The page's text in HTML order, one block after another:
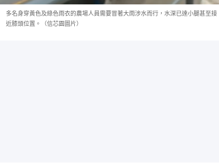
多名身穿黃色及綠色雨衣的農場人員需要冒著大雨涉水而行，水深已達小腿甚至接
近膝頭位置。（信芯園圖片）